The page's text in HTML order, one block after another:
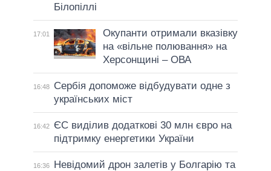
Білопіллі
17:01
Окупанти отримали вказівку
на «вільне полювання» на
Херсонщині – ОВА
16:48
Сербія допоможе відбудувати одне з
українських міст
16:42
ЄС виділив додаткові 30 млн євро на
підтримку енергетики України
16:36
Невідомий дрон залетів у Болгарію та